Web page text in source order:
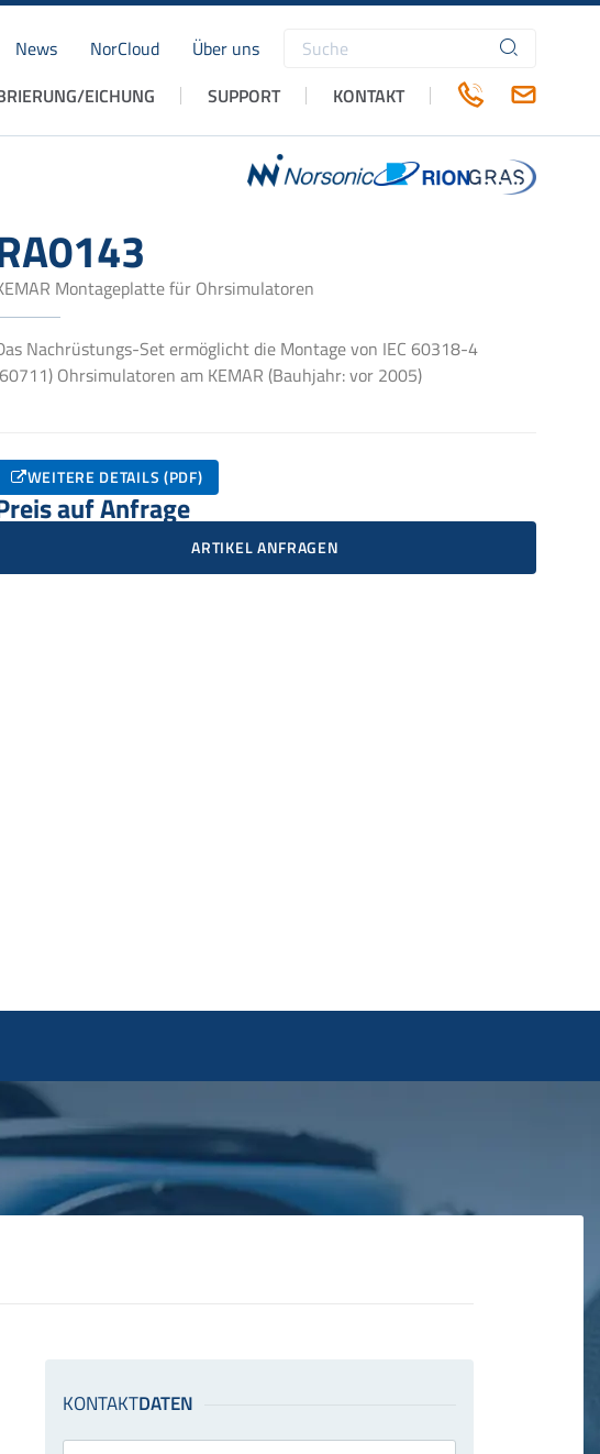
News NorCloud Über uns
Suchbegriffe
EICHUNG SUPPORT KONTAKT
Montageplatte für Ohrsimulatoren
Nachrüstungs-Set ermöglicht die Montage von IEC 60318-4
Ohrsimulatoren am KEMAR (Bauhjahr: vor 2005)
WEITERE DETAILS (PDF)
auf Anfrage
ARTIKEL ANFRAGEN